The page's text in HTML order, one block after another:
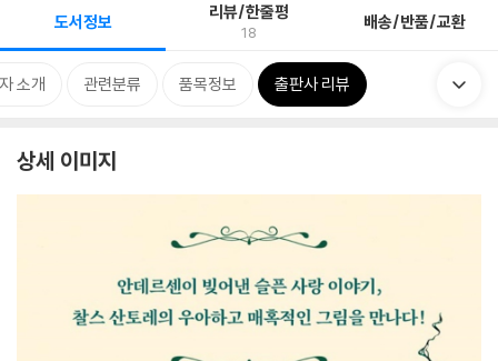
도서정보 리뷰/한줄평
18 배송/반품/교환
소개 관련분류 품목정보 출판사 리뷰
상세 이미지